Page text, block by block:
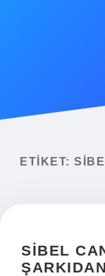
Yasal Uyarı
ETIKET:
SIBEL